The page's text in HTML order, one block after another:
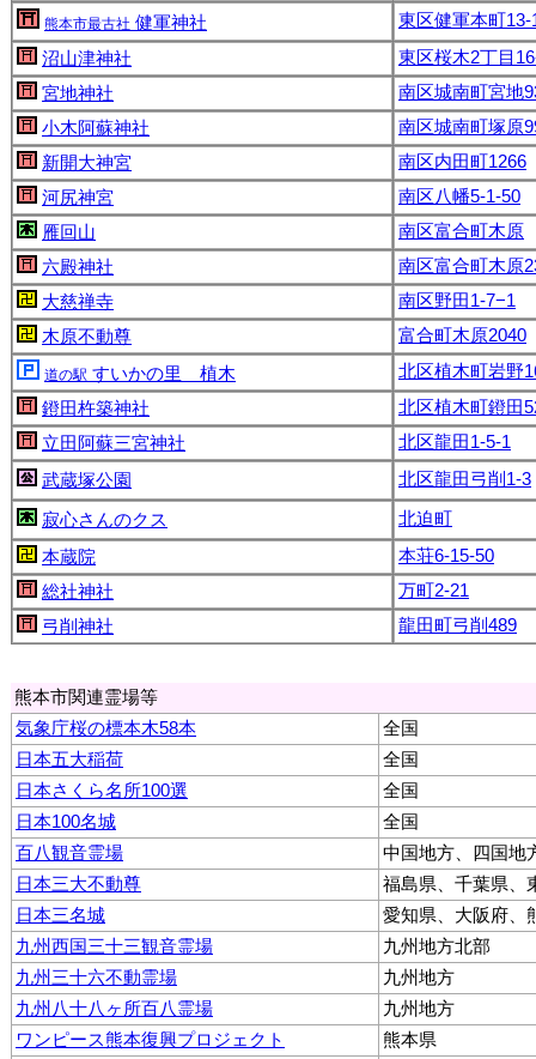
熊本市最古社 健軍神社
東区健軍本町13-
沼山津神社
東区桜木2丁目
宮地神社
南区城南町宮地
小木阿蘇神社
南区城南町塚原
新開大神宮
南区内田町1266
河尻神宮
南区八幡5-1-50
雁回山
南区富合町木原
六殿神社
南区富合町木原
大慈禅寺
南区野田1-7−1
木原不動尊
富合町木原2040
道の駅 すいかの里 植木
北区植木町岩野
鐙田杵築神社
北区植木町鐙田
立田阿蘇三宮神社
北区龍田1-5-1
武蔵塚公園
北区龍田弓削1-3
寂心さんのクス
北迫町
本蔵院
本荘6-15-50
総社神社
万町2-21
弓削神社
龍田町弓削489
熊本市関連霊場等
気象庁桜の標本木58本
全国
日本五大稲荷
全国
日本さくら名所100選
全国
日本100名城
全国
百八観音霊場
中国地方、四国地
日本三大不動尊
福島県、千葉県、
日本三名城
愛知県、大阪府、
九州西国三十三観音霊場
九州地方北部
九州三十六不動霊場
九州地方
九州八十八ヶ所百八霊場
九州地方
ワンピース熊本復興プロジェクト
熊本県